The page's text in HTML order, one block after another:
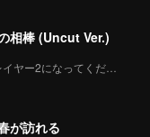
相棒 (Uncut Ver.)
私のプレイヤー2になってください
が訪れる